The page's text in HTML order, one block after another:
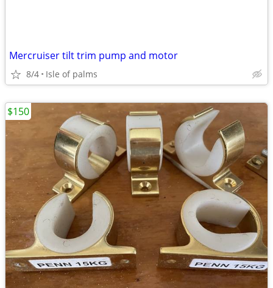
Mercruiser tilt trim pump and motor
8/4 Isle of palms
$150